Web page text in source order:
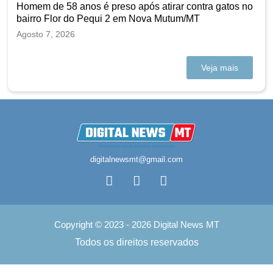
Homem de 58 anos é preso após atirar contra gatos no
bairro Flor do Pequi 2 em Nova Mutum/MT
Agosto 7, 2026
Veja mais
digitalnewsmt@gmail.com
Copyright © 2023 - 2026 Digital News MT
Todos os direitos reservados